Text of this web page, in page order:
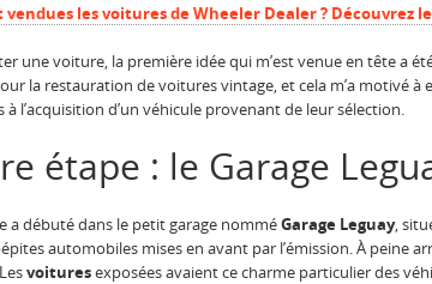
vendues les voitures de Wheeler Dealer ? Découvrez
une voiture, la première idée qui m’est venue en tête a
la restauration de voitures vintage, et cela m’a motivé à
à l’acquisition d’un véhicule provenant de leur sélection.
étape : le Garage
a débuté dans le petit garage nomméGarage Leguay,
automobiles mises en avant par l’émission. À peine
voituresexposées avaient ce charme particulier des